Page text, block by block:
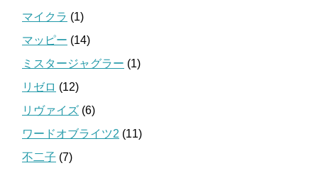
マイクラ (1)
マッピー (14)
ミスタージャグラー (1)
リゼロ (12)
リヴァイズ (6)
ワードオブライツ2 (11)
不二子 (7)